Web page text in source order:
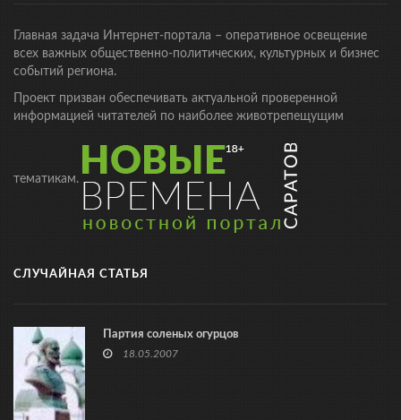
Главная задача Интернет-портала – оперативное освещение
всех важных общественно-политических, культурных и бизнес
событий региона.
Проект призван обеспечивать актуальной проверенной
информацией читателей по наиболее животрепещущим
тематикам.
СЛУЧАЙНАЯ СТАТЬЯ
Партия соленых огурцов
18.05.2007